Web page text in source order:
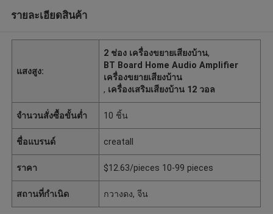
รายละเอียดสินค้า
แสงสูง:
2 ช่อง เครื่องขยายเสียงบ้าน,
BT Board Home Audio Amplifier
เครื่องขยายเสียงบ้าน
, เครื่องเสริมเสียงบ้าน 12 วอล
จำนวนสั่งซื้อขั้นต่ำ 10 ชิ้น
ชื่อแบรนด์ creatall
ราคา $12.63/pieces 10-99 pieces
สถานที่กำเนิด กวางดง, จีน